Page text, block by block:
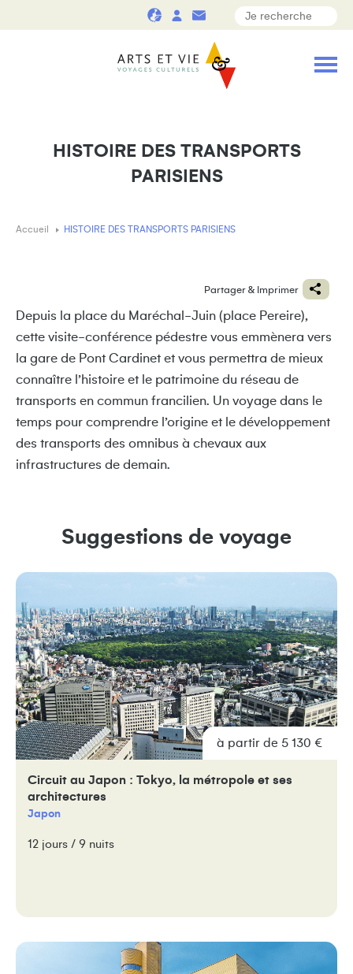
HISTOIRE DES TRANSPORTS
PARISIENS
Accueil HISTOIRE DES TRANSPORTS PARISIENS
Partager & Imprimer
Depuis la place du Maréchal-Juin (place Pereire),
cette visite-conférence pédestre vous emmènera vers
la gare de Pont Cardinet et vous permettra de mieux
connaître l’histoire et le patrimoine du réseau de
transports en commun francilien. Un voyage dans le
temps pour comprendre l’origine et le développement
des transports des omnibus à chevaux aux
infrastructures de demain.
Suggestions de voyage
à partir de 5 130 €
Circuit au Japon : Tokyo, la métropole et ses
architectures
Japon
12 jours / 9 nuits